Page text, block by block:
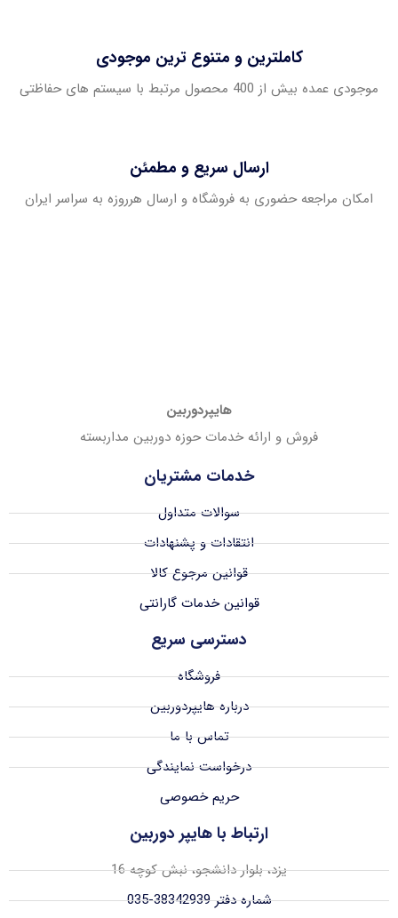
کاملترین و متنوع ترین موجودی
موجودی عمده بیش از 400 محصول مرتبط با سیستم های حفاظتی
ارسال سریع و مطمئن
امکان مراجعه حضوری به فروشگاه و ارسال هرروزه به سراسر ایران
هایپردوربین
فروش و ارائه خدمات حوزه دوربین مداربسته
خدمات مشتریان
سوالات متداول
انتقادات و پشنهادات
قوانین مرجوع کالا
قوانین خدمات گارانتی
دسترسی سریع
فروشگاه
درباره هایپردوربین
تماس با ما
درخواست نمایندگی
حریم خصوصی
ارتباط با هایپر دوربین
یزد، بلوار دانشجو، نبش کوچه 16
شماره دفتر 38342939-035